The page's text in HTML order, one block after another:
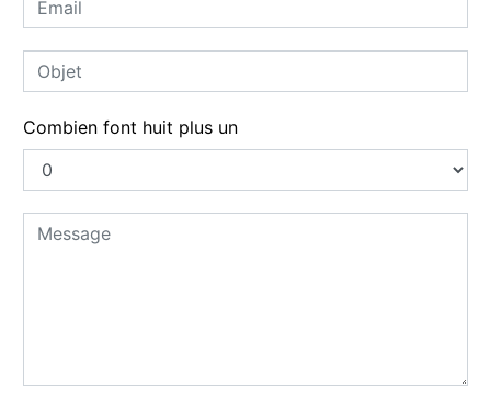
Combien font huit plus un